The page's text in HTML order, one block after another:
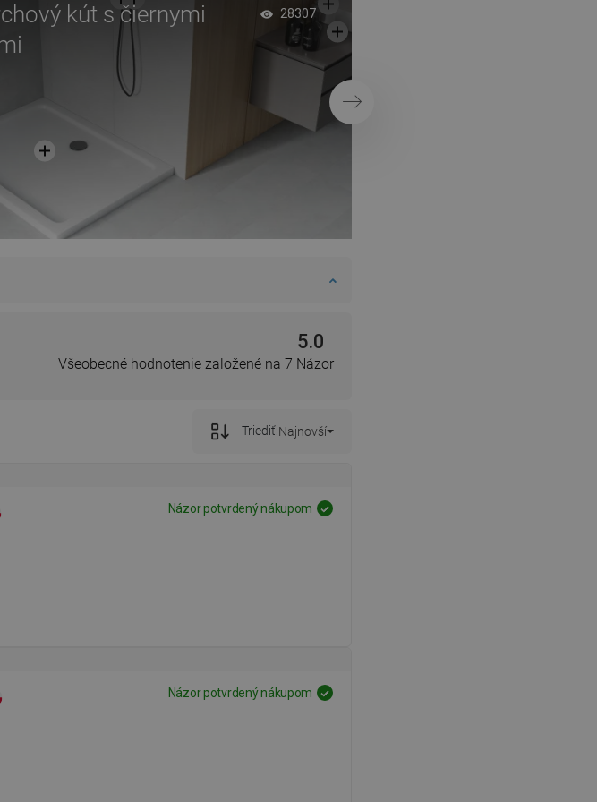
kút s čiernymi
28307
Ďalej
5.0
Všeobecné hodnotenie založené na 7 Názor
Triediť:Najnovší
Názor potvrdený nákupom
Názor potvrdený nákupom
SWEDISH
FINNISH
PORTUGUESE
CROATIAN